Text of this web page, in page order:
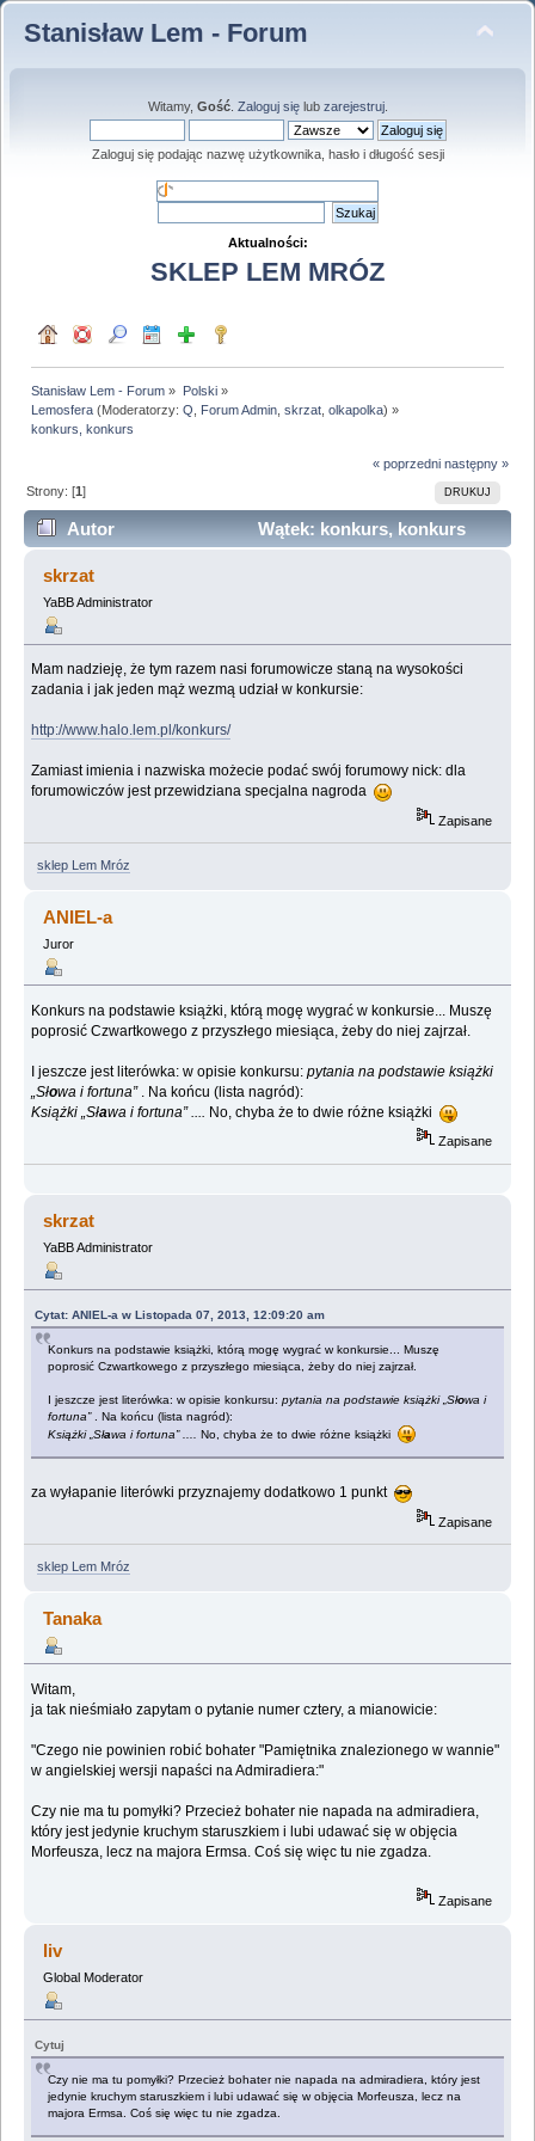
Stanisław Lem - Forum
Witamy, Gość. Zaloguj sięlub zarejestruj.
Zaloguj się podając nazwę użytkownika, hasło i długość sesji
Aktualności:
SKLEP LEM MRÓZ
Stanisław Lem - Forum » Polski»
Lemosfera (Moderatorzy:Q Forum Admin ,skrzat ,olkapolka) »
konkurs, konkurs
« poprzedni następny »
DRUKUJ
Strony: [1]
Autor
Wątek: konkurs, konkurs
(Przeczytany 25293 razy)
skrzat
YaBB Administrator
Mam nadzieję, że tym razem nasi forumowicze staną na wysokości
zadania i jak jeden mąż wezmą udział w konkursie:
http://www.halo.lem.pl/konkurs/
Zamiast imienia i nazwiska możecie podać swój forumowy nick: dla
forumowiczów jest przewidziana specjalna nagroda
Zapisane
sklep Lem Mróz
ANIEL-a
Juror
Konkurs na podstawie książki, którą mogę wygrać w konkursie... Muszę
poprosić Czwartkowego z przyszłego miesiąca, żeby do niej zajrzał.
I jeszcze jest literówka: w opisie konkursu:pytania na podstawie książki
„Słowa i fortuna”. Na końcu (lista nagród):
Książki „Sława i fortuna” .... No, chyba że to dwie różne książki
Zapisane
skrzat
YaBB Administrator
Cytat: ANIEL-a w Listopada 07, 2013, 12:09:20 am
Konkurs na podstawie książki, którą mogę wygrać w konkursie... Muszę
poprosić Czwartkowego z przyszłego miesiąca, żeby do niej zajrzał.
I jeszcze jest literówka: w opisie konkursu:pytania na podstawie książki „Słowa i
fortuna”. Na końcu (lista nagród):
Książki „Sława i fortuna” .... No, chyba że to dwie różne książki
za wyłapanie literówki przyznajemy dodatkowo 1 punkt
Zapisane
sklep Lem Mróz
Tanaka
Witam,
ja tak nieśmiało zapytam o pytanie numer cztery, a mianowicie:
"Czego nie powinien robić bohater "Pamiętnika znalezionego w wannie"
w angielskiej wersji napaści na Admiradiera:"
Czy nie ma tu pomyłki? Przecież bohater nie napada na admiradiera,
który jest jedynie kruchym staruszkiem i lubi udawać się w objęcia
Morfeusza, lecz na majora Ermsa. Coś się więc tu nie zgadza.
Zapisane
liv
Global Moderator
Cytuj
Czy nie ma tu pomyłki? Przecież bohater nie napada na admiradiera, który jest
jedynie kruchym staruszkiem i lubi udawać się w objęcia Morfeusza, lecz na
majora Ermsa. Coś się więc tu nie zgadza.